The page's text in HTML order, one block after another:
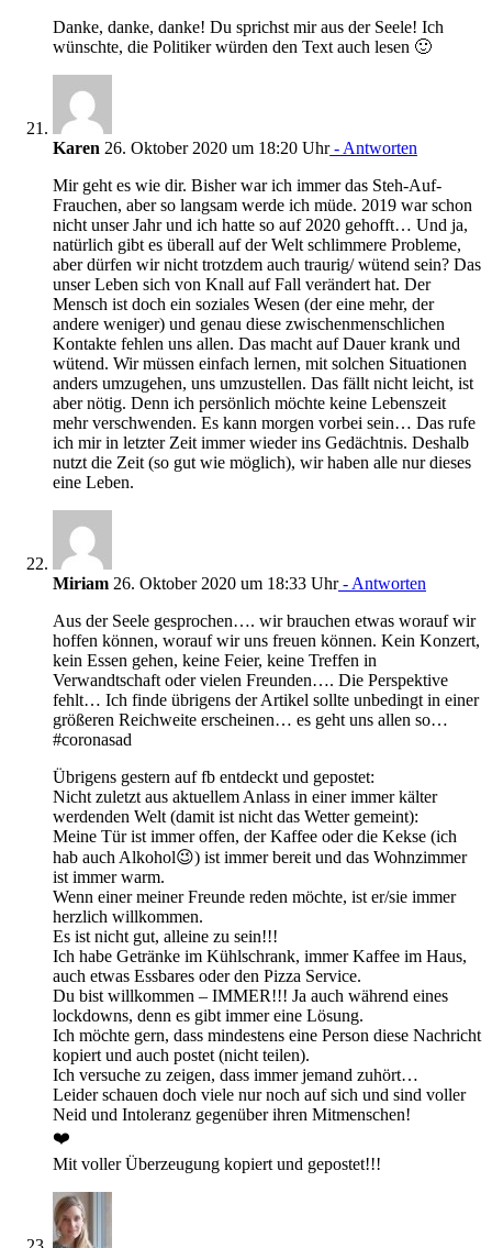
Danke, danke, danke! Du sprichst mir aus der Seele! Ich
wünschte, die Politiker würden den Text auch lesen 🙂
Karen 26. Oktober 2020 um 18:20 Uhr- Antworten
Mir geht es wie dir. Bisher war ich immer das Steh-Auf-
Frauchen, aber so langsam werde ich müde. 2019 war schon
nicht unser Jahr und ich hatte so auf 2020 gehofft… Und ja,
natürlich gibt es überall auf der Welt schlimmere Probleme,
aber dürfen wir nicht trotzdem auch traurig/ wütend sein? Das
unser Leben sich von Knall auf Fall verändert hat. Der
Mensch ist doch ein soziales Wesen (der eine mehr, der
andere weniger) und genau diese zwischenmenschlichen
Kontakte fehlen uns allen. Das macht auf Dauer krank und
wütend. Wir müssen einfach lernen, mit solchen Situationen
anders umzugehen, uns umzustellen. Das fällt nicht leicht, ist
aber nötig. Denn ich persönlich möchte keine Lebenszeit
mehr verschwenden. Es kann morgen vorbei sein… Das rufe
ich mir in letzter Zeit immer wieder ins Gedächtnis. Deshalb
nutzt die Zeit (so gut wie möglich), wir haben alle nur dieses
eine Leben.
Miriam 26. Oktober 2020 um 18:33 Uhr- Antworten
Aus der Seele gesprochen…. wir brauchen etwas worauf wir
hoffen können, worauf wir uns freuen können. Kein Konzert,
kein Essen gehen, keine Feier, keine Treffen in
Verwandtschaft oder vielen Freunden…. Die Perspektive
fehlt… Ich finde übrigens der Artikel sollte unbedingt in einer
größeren Reichweite erscheinen… es geht uns allen so…
#coronasad
Übrigens gestern auf fb entdeckt und gepostet:
Nicht zuletzt aus aktuellem Anlass in einer immer kälter
werdenden Welt (damit ist nicht das Wetter gemeint):
Meine Tür ist immer offen, der Kaffee oder die Kekse (ich
hab auch Alkohol😉) ist immer bereit und das Wohnzimmer
ist immer warm.
Wenn einer meiner Freunde reden möchte, ist er/sie immer
herzlich willkommen.
Es ist nicht gut, alleine zu sein!!!
Ich habe Getränke im Kühlschrank, immer Kaffee im Haus,
auch etwas Essbares oder den Pizza Service.
Du bist willkommen – IMMER!!! Ja auch während eines
lockdowns, denn es gibt immer eine Lösung.
Ich möchte gern, dass mindestens eine Person diese Nachricht
kopiert und auch postet (nicht teilen).
Ich versuche zu zeigen, dass immer jemand zuhört…
Leider schauen doch viele nur noch auf sich und sind voller
Neid und Intoleranz gegenüber ihren Mitmenschen!
❤️
Mit voller Überzeugung kopiert und gepostet!!!